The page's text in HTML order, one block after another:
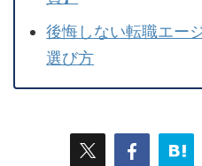
後悔しない転職エー
選び方